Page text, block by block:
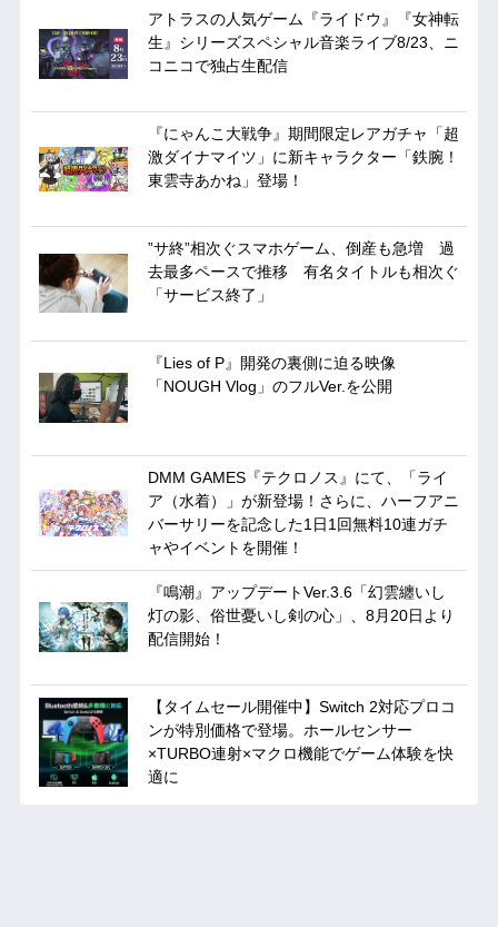
アトラスの人気ゲーム『ライドウ』『女神転
生』シリーズスペシャル音楽ライブ8/23、ニ
コニコで独占生配信
『にゃんこ大戦争』期間限定レアガチャ「超
激ダイナマイツ」に新キャラクター「鉄腕！
東雲寺あかね」登場！
”サ終”相次ぐスマホゲーム、倒産も急増 過
去最多ペースで推移 有名タイトルも相次ぐ
「サービス終了」
『Lies of P』開発の裏側に迫る映像
「NOUGH Vlog」のフルVer.を公開
DMM GAMES『テクロノス』にて、「ライ
ア（水着）」が新登場！さらに、ハーフアニ
バーサリーを記念した1日1回無料10連ガチ
ャやイベントを開催！
『鳴潮』アップデートVer.3.6「幻雲纏いし
灯の影、俗世憂いし剣の心」、8月20日より
配信開始！
【タイムセール開催中】Switch 2対応プロコ
ンが特別価格で登場。ホールセンサー
×TURBO連射×マクロ機能でゲーム体験を快
適に